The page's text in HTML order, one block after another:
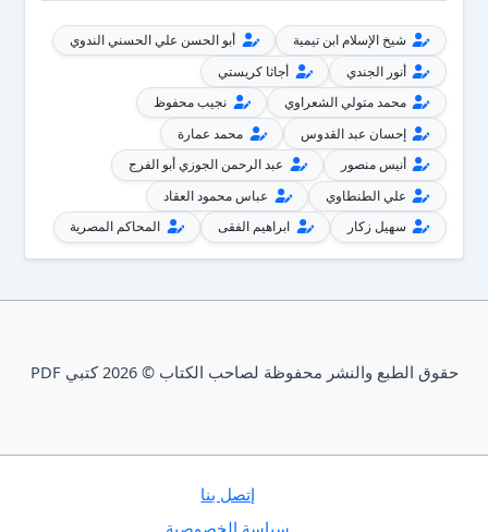
شيخ الإسلام ابن تيمية
أبو الحسن علي الحسني الندوي
أنور الجندي
أجاثا كريستي
محمد متولي الشعراوي
نجيب محفوظ
إحسان عبد القدوس
محمد عمارة
أنيس منصور
عبد الرحمن الجوزي أبو الفرج
علي الطنطاوي
عباس محمود العقاد
سهيل زكار
ابراهيم الفقى المحاكم المصرية
حقوق الطبع والنشر محفوظة لصاحب الكتاب © 2026 كتبي PDF
إتصل بنا
سياسة الخصوصية